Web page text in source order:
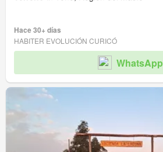
Hace 30+ días
HABITER EVOLUCIÓN CURICÓ
WhatsApp